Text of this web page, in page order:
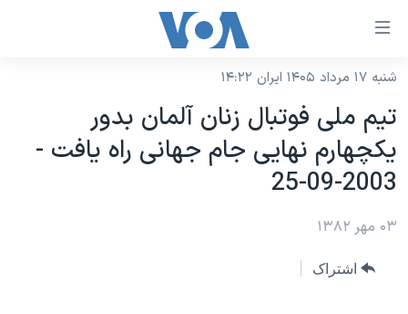
لینکهای
دسترسی
جهش
محتوای
اصلی
صفحه
نسخه سبک وب‌سایت
موضوع ها
آمریکا
جهان
برنامه های تلویزیونی
جدول برنامه ها
صفحه‌های ویژه
شنبه ۱۷ مرداد ۱۴۰۵ ایران ۱۴:۲۲
تيم ملی فوتبال زنان آلمان بدور
يکچهارم نهايی جام جهانی راه يافت -
2003-09-25
۰۳ مهر ۱۳۸۲
اشتراک